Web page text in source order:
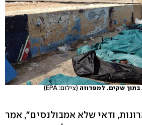
בתוך שקים. למפדוזה(צילום: EPA)
ודאי שלא אמבולנסים", אמר